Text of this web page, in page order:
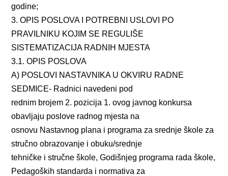
godine;
3. OPIS POSLOVA I POTREBNI USLOVI PO
PRAVILNIKU KOJIM SE REGULIŠE
SISTEMATIZACIJA RADNIH MJESTA
3.1. OPIS POSLOVA
A) POSLOVI NASTAVNIKA U OKVIRU RADNE
SEDMICE- Radnici navedeni pod
rednim brojem 2. pozicija 1. ovog javnog konkursa
obavljaju poslove radnog mjesta na
osnovu Nastavnog plana i programa za srednje škole za
stručno obrazovanje i obuku/srednje
tehničke i stručne škole, Godišnjeg programa rada škole,
Pedagoških standarda i normativa za